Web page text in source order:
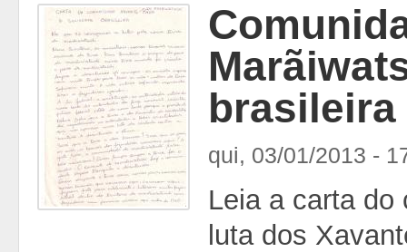
brasileira
qui, 03/01/2013 -
Leia a carta do
luta dos